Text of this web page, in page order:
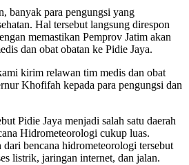
banyak para pengungsi yang
Hal tersebut langsung direspon
memastikan Pemprov Jatim akan
dan obat obatan ke Pidie Jaya.
kirim relawan tim medis dan obat
Khofifah kepada para pengungsi dan
Pidie Jaya menjadi salah satu daerah
Hidrometeorologi cukup luas.
bencana hidrometeorologi tersebut
listrik, jaringan internet, dan jalan.